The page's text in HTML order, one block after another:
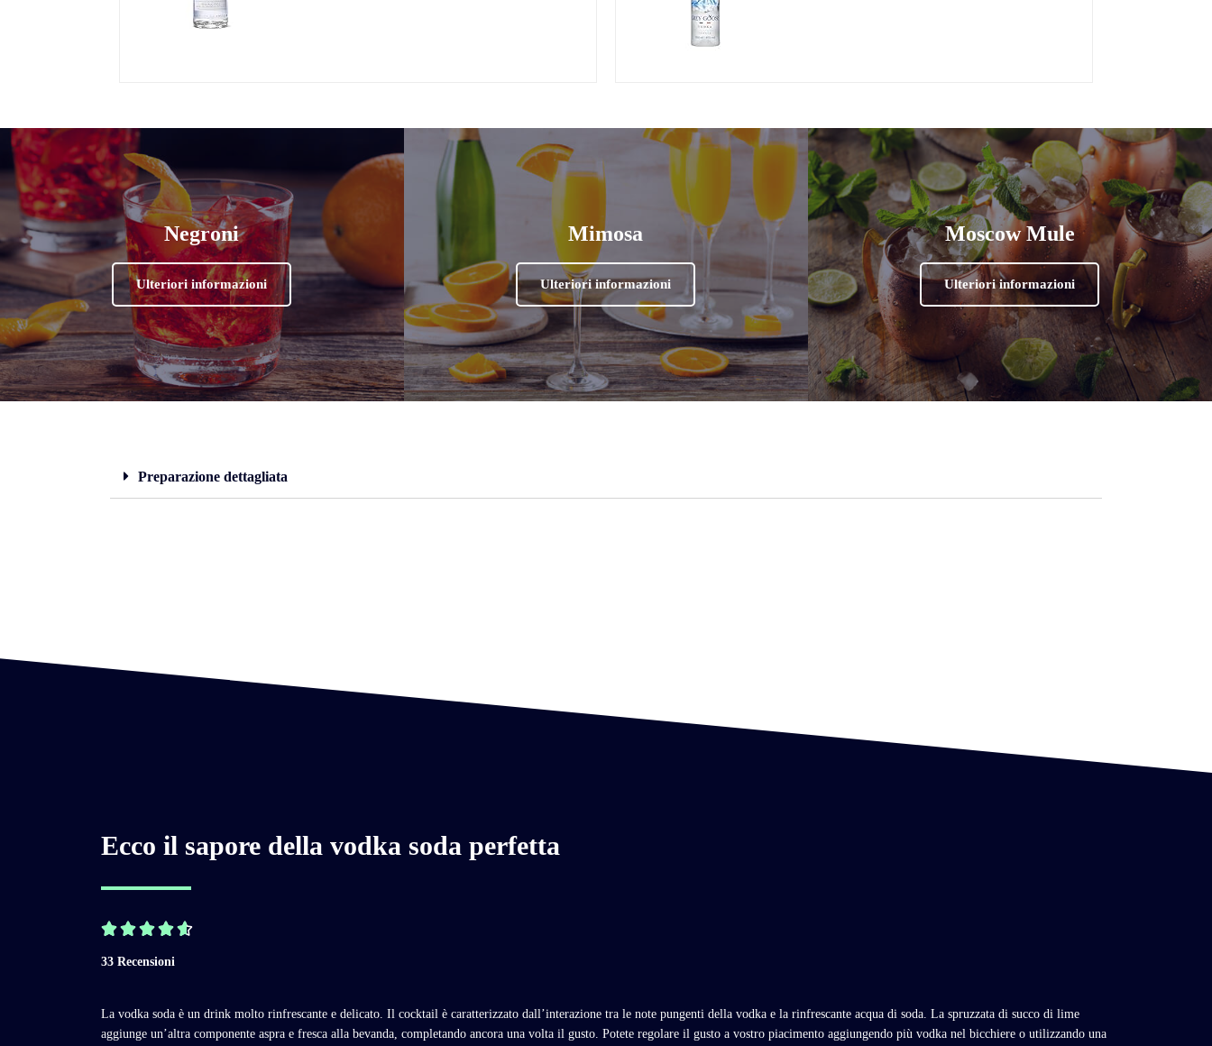
Negroni
Ulteriori informazioni
Mimosa
Ulteriori informazioni
Moscow Mule
Ulteriori informazioni
Preparazione dettagliata
Ecco il sapore della vodka soda perfetta

33 Recensioni
La vodka soda è un drink molto rinfrescante e delicato. Il cocktail è caratterizzato dall’interazione tra le note pungenti della vodka e la rinfrescante acqua di soda. La spruzzata di succo di lime
aggiunge un’altra componente aspra e fresca alla bevanda, completando ancora una volta il gusto. Potete regolare il gusto a vostro piacimento aggiungendo più vodka nel bicchiere o utilizzando una